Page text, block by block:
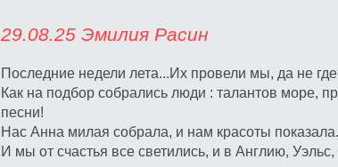
29.08.25 Эмилия
Последние недели лета...Их провели мы, да не
Как на подбор собрались люди : талантов море,
песни!
Нас Анна милая собрала, и нам красоты показала.
И мы от счастья все светились, и в Англию,